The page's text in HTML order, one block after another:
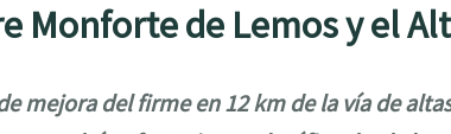
Monforte de Lemos y el
mejora del firme en 12 km de la vía de